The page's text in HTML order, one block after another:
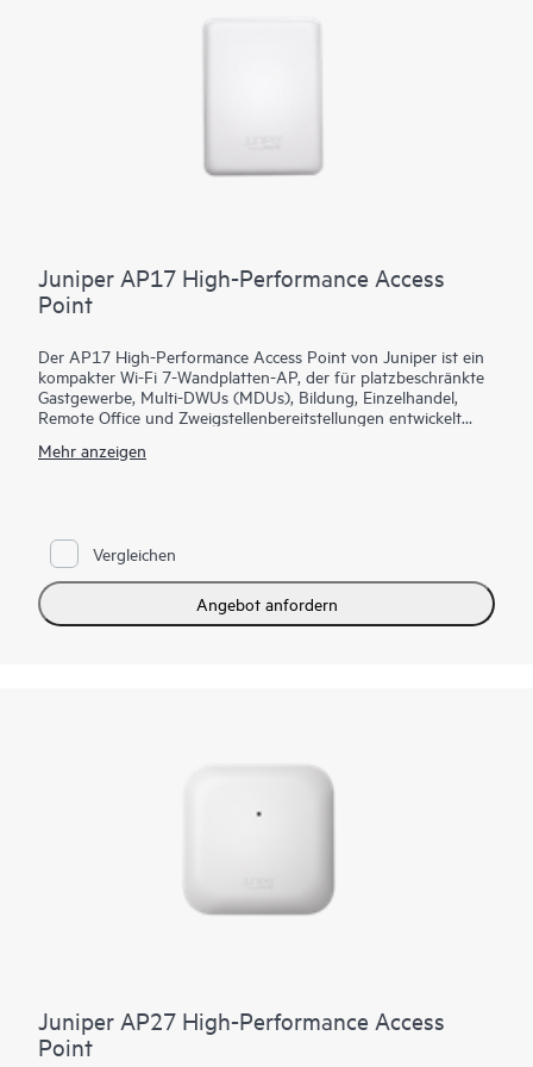
Juniper AP17 High-Performance Access
Point
Der AP17 High-Performance Access Point von Juniper ist ein
kompakter Wi-Fi 7-Wandplatten-AP, der für platzbeschränkte
Gastgewerbe, Multi-DWUs (MDUs), Bildung, Einzelhandel,
Remote Office und Zweigstellenbereitstellungen entwickelt
MIMO-Funkgeräten, die für hohe Clientdichte und
optimierter Kanal- und Leistungsentscheidungen. Der wird von
Mist AI verwaltet und AP17 bietet Multigigabit-Zugriff mit
geringer Latenz und SLE-basierter Sicherheit, Automatisierung
und Selbstheilung. Gleichzeitig wird der Tag 0 bis Tag 2 durch
Zero-Touch-Bereitstellung, Anomalieerkennung,
Mehr anzeigen
Vergleichen
Angebot anfordern
Juniper AP27 High-Performance Access
Point